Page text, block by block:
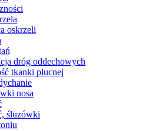
oskrzeli
dróg oddechowych
tkanki płucnej
nosa
śluzówki